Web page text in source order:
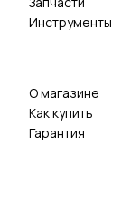
Инструменты
О магазине
Как купить
Гарантия